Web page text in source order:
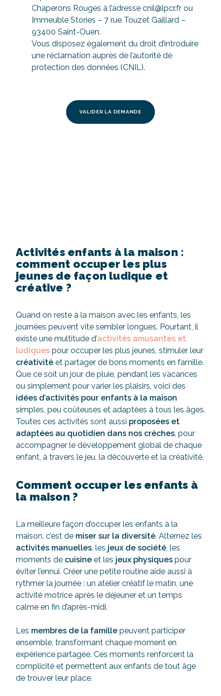
Chaperons Rouges à l’adresse cnil@lpcr.fr ou
Immeuble Stories – 7 rue Touzet Gaillard –
93400 Saint-Ouen.
Vous disposez également du droit d’introduire
une réclamation auprès de l’autorité de
protection des données (CNIL).
CAPTCHAhttps://docs.gravityforms.com/field-
accessibility-warning
Activités enfants à la maison :
comment occuper les plus
jeunes de façon ludique et
créative ?
Quand on reste à la maison avec les enfants, les
journées peuvent vite sembler longues. Pourtant, il
existe une multitude d’activités amusantes et
ludiques pour occuper les plus jeunes, stimuler leur
créativité et partager de bons moments en famille.
Que ce soit un jour de pluie, pendant les vacances
ou simplement pour varier les plaisirs, voici des
idées d’activités pour enfants à la maison
simples, peu coûteuses et adaptées à tous les âges.
Toutes ces activités sont aussi proposées et
adaptées au quotidien dans nos crèches, pour
accompagner le développement global de chaque
enfant, à travers le jeu, la découverte et la créativité.
Comment occuper les enfants à
la maison ?
La meilleure façon d’occuper les enfants à la
maison, c’est de miser sur la diversité. Alternez les
activités manuelles, les jeux de société, les
moments de cuisine et les jeux physiques pour
éviter l’ennui. Créer une petite routine aide aussi à
rythmer la journée : un atelier créatif le matin, une
activité motrice après le déjeuner et un temps
calme en fin d’après-midi.
Les membres de la famille peuvent participer
ensemble, transformant chaque moment en
expérience partagée. Ces moments renforcent la
complicité et permettent aux enfants de tout âge
de trouver leur place.